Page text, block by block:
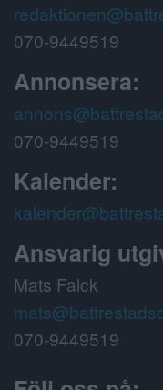
070-9449519
Annonsera:
070-9449519
Kalender:
Ansvarig
Mats Falck
070-9449519